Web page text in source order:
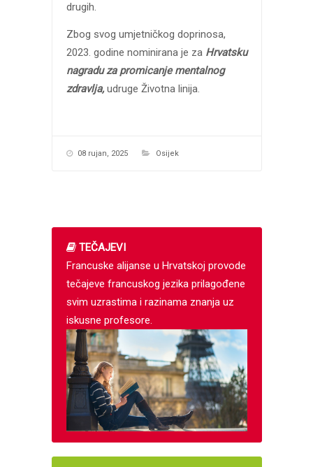
drugih.
Zbog svog umjetničkog doprinosa,
2023. godine nominirana je za Hrvatsku
nagradu za promicanje mentalnog
zdravlja,udruge Životna linija.
08 rujan, 2025 Osijek
TEČAJEVI
Francuske alijanse u Hrvatskoj provode
tečajeve francuskog jezika prilagođene
svim uzrastima i razinama znanja uz
iskusne profesore.